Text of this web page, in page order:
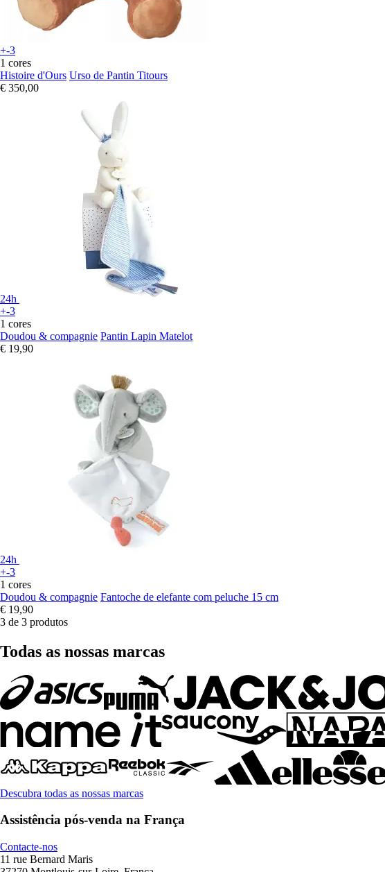
+-3
1 cores
Histoire d'Ours Urso de Pantin Titours
€ 350,00
24h
+-3
1 cores
Doudou & compagnie Pantin Lapin Matelot
€ 19,90
24h
+-3
1 cores
Doudou & compagnie Fantoche de elefante com peluche 15 cm
€ 19,90
3 de 3 produtos
Todas as nossas marcas
Descubra todas as nossas marcas
Assistência pós-venda na França
Contacte-nos
11 rue Bernard Maris